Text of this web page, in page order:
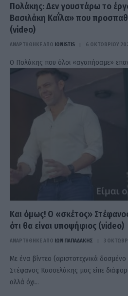
Πολάκης: Δεν γουστάρω το
Βασιλάκη Καΐλα» που
(video)
ΑΝΑΡΤΗΘΗΚΕ ΑΠΟ IONISTIS 6 ΟΚΤΩΒΡΊΟΥ
Ο Πολάκης που όλοι «αγαπήσαμε»
Και όμως! Ο «σκέτος»
ότι θα είναι υποψήφιος (video)
ΑΝΑΡΤΗΘΗΚΕ ΑΠΟ ΊΩΝ ΠΑΠΑΔΆΚΗΣ 3
Με ένα βίντεο (αριστοτεχνικά δοσμένο
Στέφανος Κασσελάκης μας είπε
αλλά όχι…